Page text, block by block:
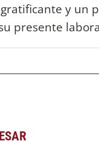
y un
presente